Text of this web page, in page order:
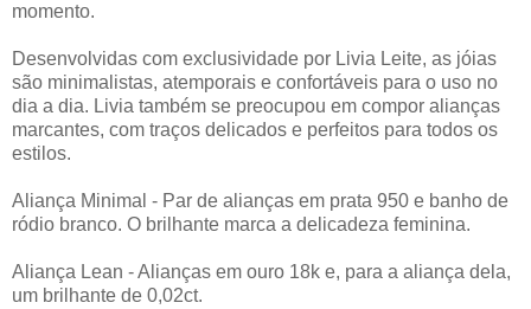
momento.
Desenvolvidas com exclusividade por Livia Leite, as jóias
são minimalistas, atemporais e confortáveis para o uso no
dia a dia. Livia também se preocupou em compor alianças
marcantes, com traços delicados e perfeitos para todos os
estilos.
Aliança Minimal - Par de alianças em prata 950 e banho de
ródio branco. O brilhante marca a delicadeza feminina.
Aliança Lean - Alianças em ouro 18k e, para a aliança dela,
um brilhante de 0,02ct.